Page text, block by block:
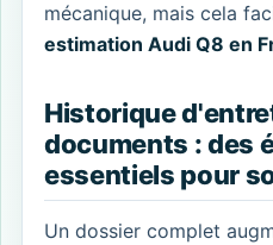
mécanique, mais cela
estimation Audi Q8 en
Historique
documents : des
essentiels pour
Un dossier complet